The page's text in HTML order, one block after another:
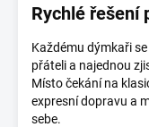
Rychlé řešení
Každému dýmkaři
přáteli a najednou
Místo čekání na
expresní dopravu a
sebe.